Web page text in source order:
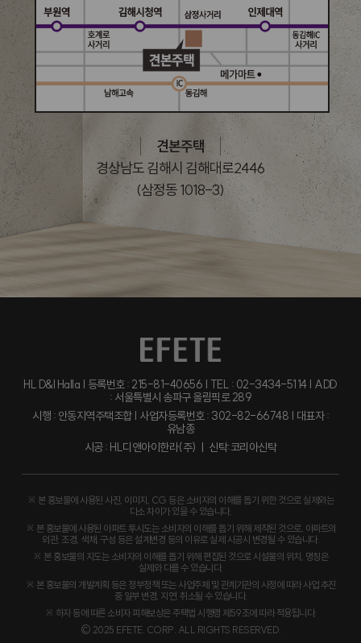
견본주택
경상남도 김해시 김해대로2446
(삼정동 1018-3)
HL D&I Halla | 등록번호 : 215-81-40656 | TEL : 02-3434-5114 | ADD
: 서울특별시 송파구 올림픽로 289
시행 : 안동지역주택조합 | 사업자등록번호 : 302-82-66748 | 대표자 :
유남종
시공 : HL디앤아이한라(주) ㅣ 신탁:코리아신탁
※ 본 홍보물에 사용된 사진, 이미지, CG 등은 소비자의 이해를 돕기 위한 것으로 실제와는
다소 차이가 있을 수 있습니다.
※ 본 홍보물에 사용된 아파트 투시도는 소비자의 이해를 돕기 위해 제작된 것으로, 아파트의
외관, 조경, 색채, 구성 등은 설계변경 등의 이유로 실제 시공시 변경될 수 있습니다.
※ 본 홍보물의 지도는 소비자의 이해를 돕기 위해 편집된 것으로 시설물의 위치, 명칭은
실제와 다를 수 있습니다.
※ 본 홍보물의 개발계획 등은 정부정책 또는 사업주체 및 관계기관의 사정에 따라 사업 추진
중 일부 변경, 지연, 취소될 수 있습니다.
※ 하자 등에 따른 소비자 피해보상은 주택법 시행령 제59조에 따라 적용됩니다.
© 2025 EFETE. CORP. ALL RIGHTS RESERVED.